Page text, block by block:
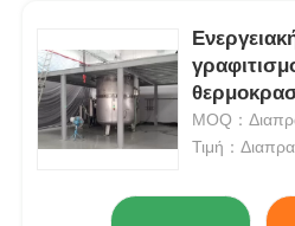
Κενός λειώνοντας
βιομηχανικός λειώνοντας
Φούρνος λιώσεως
σκόνης
MOQ：
Τιμή：